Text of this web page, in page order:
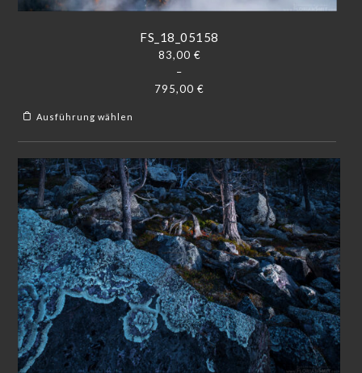
FS_18_05158
83,00 €
–
795,00€
Ausführung wählen